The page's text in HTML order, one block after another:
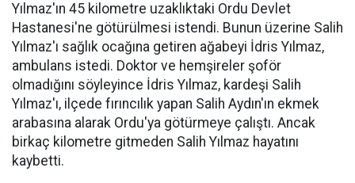
Yılmaz'ın 45 kilometre uzaklıktaki Ordu Devlet
Hastanesi'ne götürülmesi istendi. Bunun üzerine Salih
Yılmaz'ı sağlık ocağına getiren ağabeyi İdris Yılmaz,
ambulans istedi. Doktor ve hemşireler şoför
olmadığını söyleyince İdris Yılmaz, kardeşi Salih
Yılmaz'ı, ilçede fırıncılık yapan Salih Aydın'ın ekmek
arabasına alarak Ordu'ya götürmeye çalıştı. Ancak
birkaç kilometre gitmeden Salih Yılmaz hayatını
kaybetti.